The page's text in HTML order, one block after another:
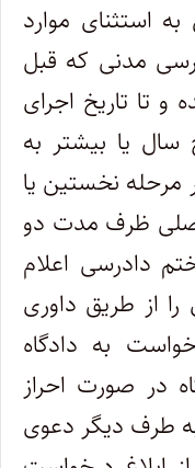
استثنای موارد
آیین دادرسی مدنی که قبل
و تا تاریخ اجرای
سال یا بیشتر به
مرحله نخستین یا
ظرف مدت دو
دادرسی اعلام
از طریق داوری
به دادگاه
در صورت احراز
طرف دیگر دعوی